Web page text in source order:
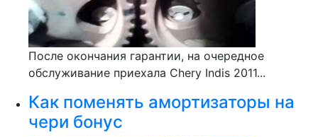
После окончания гарантии, на очередное
обслуживание приехала Chery Indis 2011...
Как поменять амортизаторы на
чери бонус